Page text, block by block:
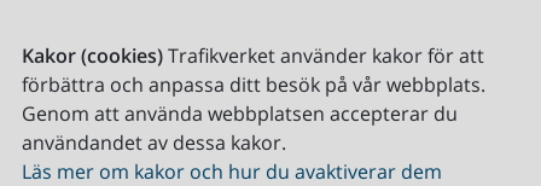
Kakor (cookies)Trafikverket använder kakor för att
förbättra och anpassa ditt besök på vår webbplats.
Genom att använda webbplatsen accepterar du
användandet av dessa kakor.
Läs mer om kakor och hur du avaktiverar dem